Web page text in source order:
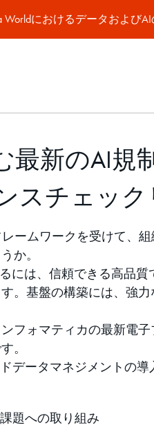
Worldにおけるデータおよび
最新のAI規
スチェック
ームワークを受けて、
か。
には、信頼できる高品質
。基盤の構築には、強
フォマティカの最新電子
。
データマネジメントの導
題への取り組み